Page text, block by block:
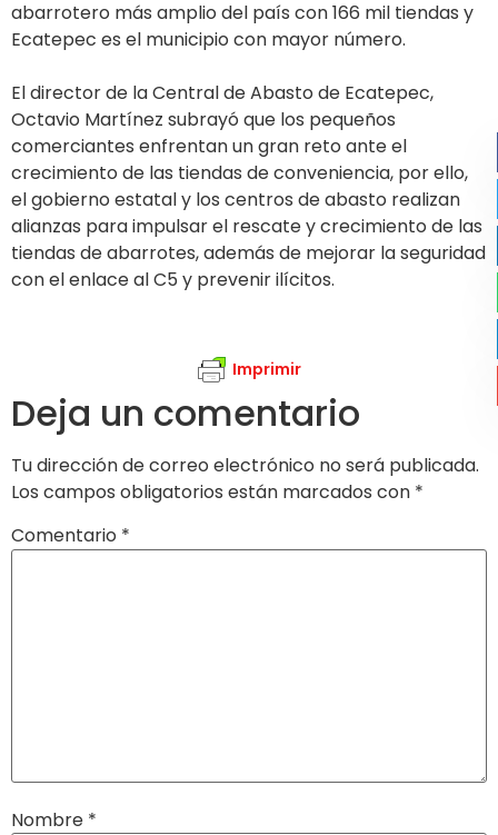
abarrotero más amplio del país con 166 mil tiendas y
Ecatepec es el municipio con mayor número.
El director de la Central de Abasto de Ecatepec,
Octavio Martínez subrayó que los pequeños
comerciantes enfrentan un gran reto ante el
crecimiento de las tiendas de conveniencia, por ello,
el gobierno estatal y los centros de abasto realizan
alianzas para impulsar el rescate y crecimiento de las
tiendas de abarrotes, además de mejorar la seguridad
con el enlace al C5 y prevenir ilícitos.
Imprimir
Deja un comentario
Tu dirección de correo electrónico no será publicada.
Los campos obligatorios están marcados con *
Comentario *
Nombre *